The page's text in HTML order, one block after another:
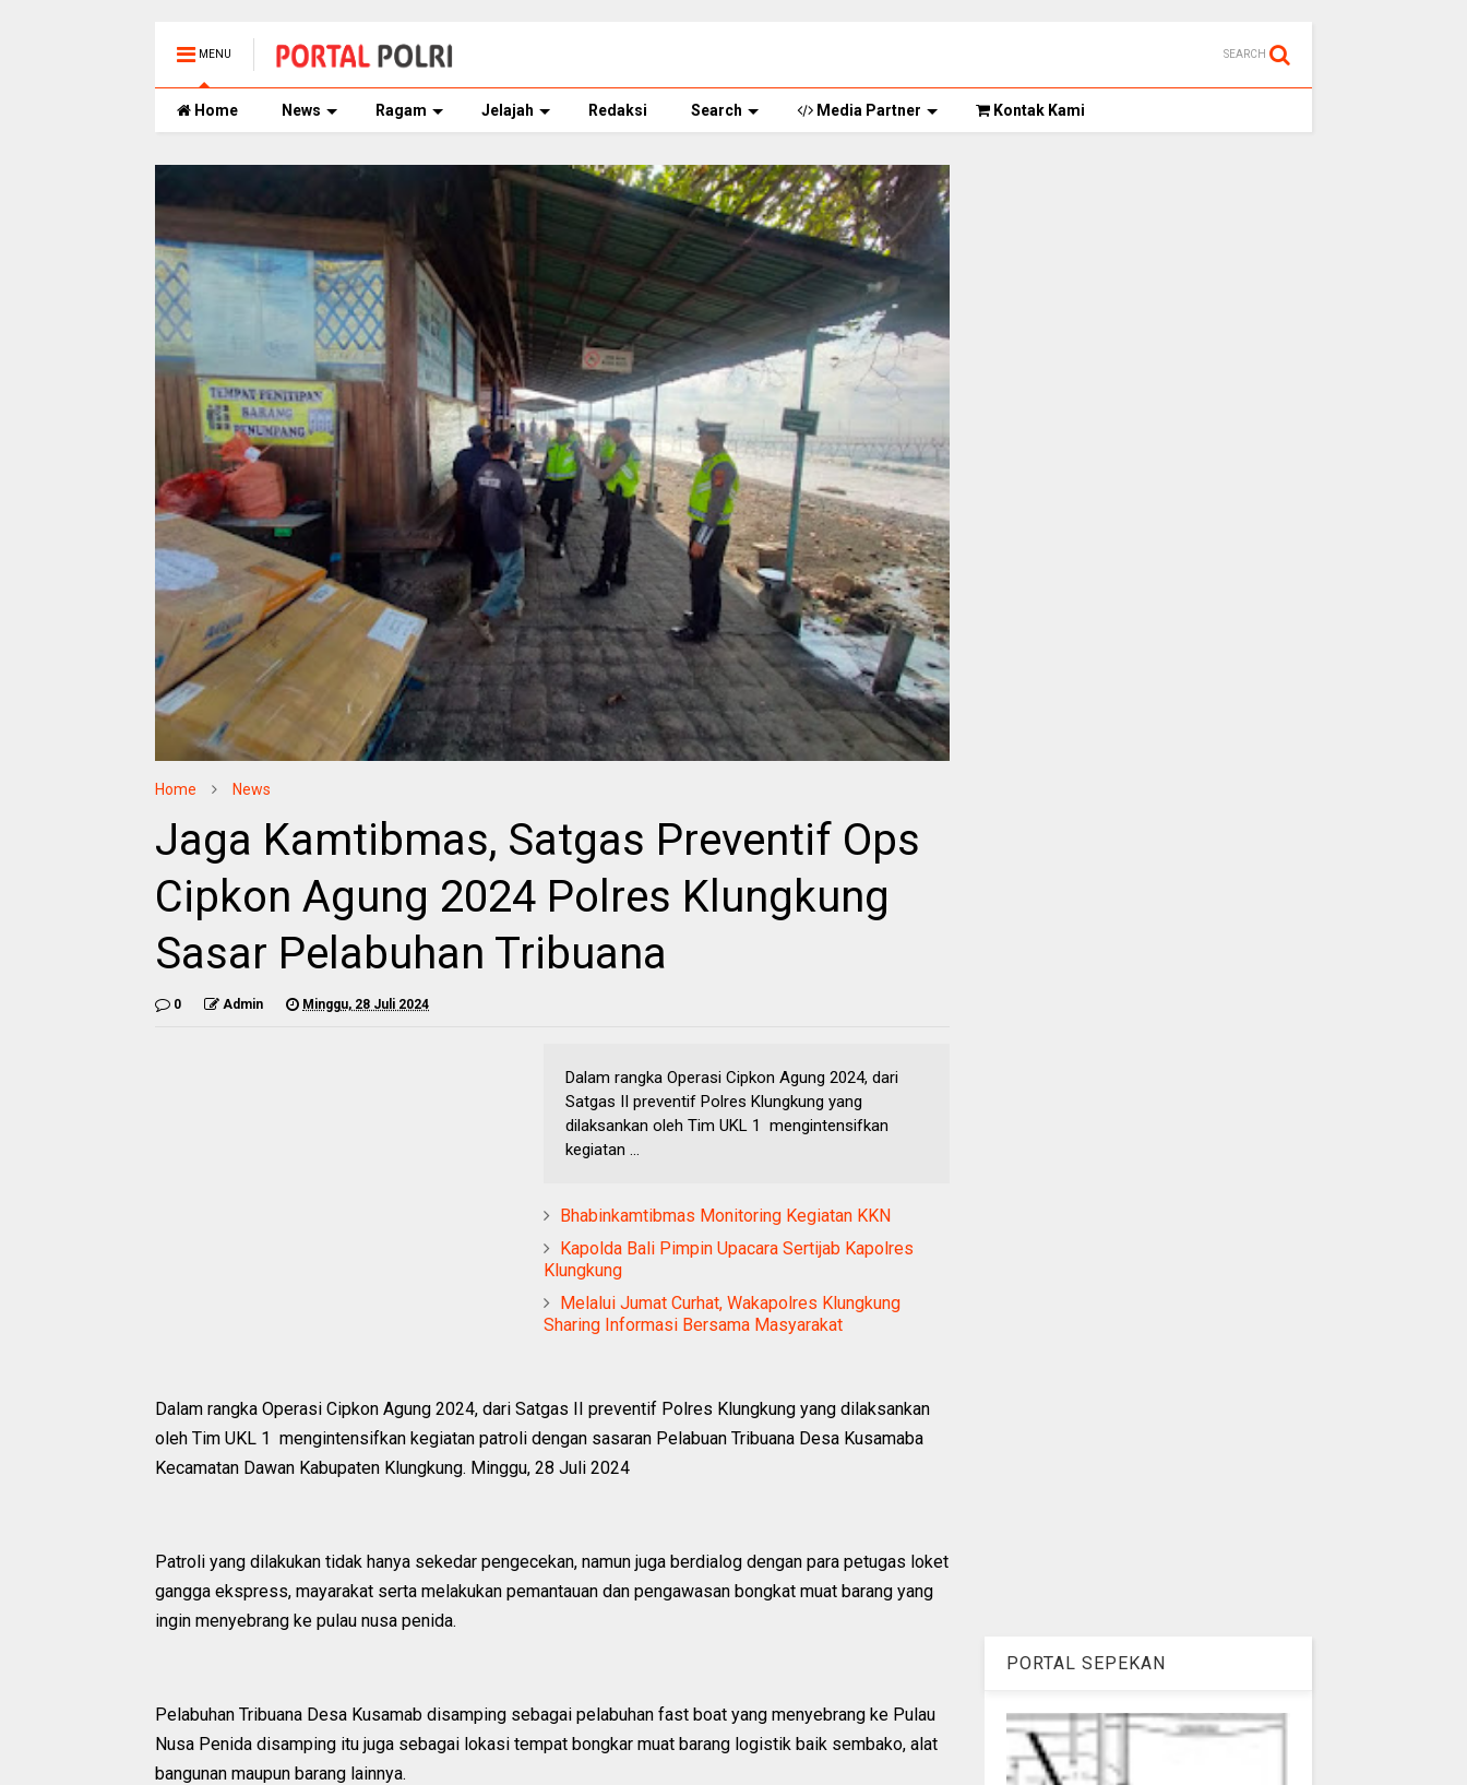
MENU SEARCH
Home News Ragam Jelajah Redaksi Search Media Partner Kontak Kami
Home News
Jaga Kamtibmas, Satgas Preventif Ops
Cipkon Agung 2024 Polres Klungkung
Sasar Pelabuhan Tribuana
0 Admin Minggu, 28 Juli 2024
Dalam rangka Operasi Cipkon Agung 2024, dari
Satgas II preventif Polres Klungkung yang
dilaksankan oleh Tim UKL 1 mengintensifkan
kegiatan ...
Bhabinkamtibmas Monitoring Kegiatan KKN
Kapolda Bali Pimpin Upacara Sertijab Kapolres
Klungkung
Melalui Jumat Curhat, Wakapolres Klungkung
Sharing Informasi Bersama Masyarakat
Dalam rangka Operasi Cipkon Agung 2024, dari Satgas II preventif Polres Klungkung yang dilaksankan
oleh Tim UKL 1 mengintensifkan kegiatan patroli dengan sasaran Pelabuan Tribuana Desa Kusamaba
Kecamatan Dawan Kabupaten Klungkung. Minggu, 28 Juli 2024
Patroli yang dilakukan tidak hanya sekedar pengecekan, namun juga berdialog dengan para petugas loket
gangga ekspress, mayarakat serta melakukan pemantauan dan pengawasan bongkat muat barang yang
ingin menyebrang ke pulau nusa penida.
Pelabuhan Tribuana Desa Kusamab disamping sebagai pelabuhan fast boat yang menyebrang ke Pulau
Nusa Penida disamping itu juga sebagai lokasi tempat bongkar muat barang logistik baik sembako, alat
bangunan maupun barang lainnya.
PORTAL SEPEKAN